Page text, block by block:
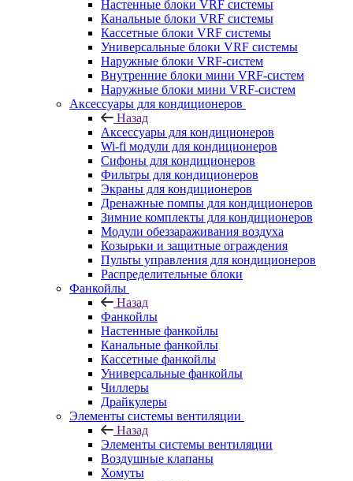
Настенные блоки VRF системы
Канальные блоки VRF системы
Кассетные блоки VRF системы
Универсальные блоки VRF системы
Наружные блоки VRF-систем
Внутренние блоки мини VRF-систем
Наружные блоки мини VRF-систем
Аксессуары для кондиционеров
Назад
Аксессуары для кондиционеров
Wi-fi модули для кондиционеров
Сифоны для кондиционеров
Фильтры для кондиционеров
Экраны для кондиционеров
Дренажные помпы для кондиционеров
Зимние комплекты для кондиционеров
Модули обеззараживания воздуха
Козырьки и защитные ограждения
Пульты управления для кондиционеров
Распределительные блоки
Фанкойлы
Назад
Фанкойлы
Настенные фанкойлы
Канальные фанкойлы
Кассетные фанкойлы
Универсальные фанкойлы
Чиллеры
Драйкулеры
Элементы системы вентиляции
Назад
Элементы системы вентиляции
Воздушные клапаны
Хомуты